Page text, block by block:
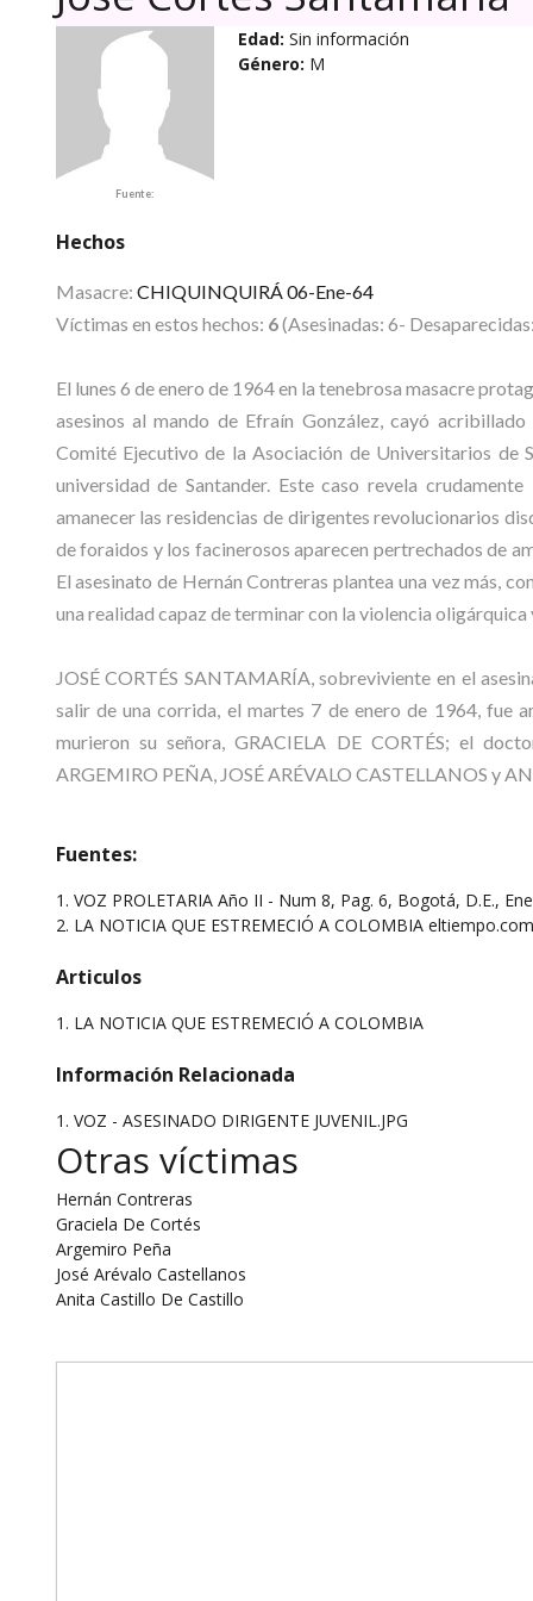
Fuente:
Edad: Sin información
Género: M
Hechos
Masacre: CHIQUINQUIRÁ 06-Ene-64
Víctimas en estos hechos: 6(Asesinadas: 6-
El lunes 6 de enero de 1964 en la tenebrosa masacre
asesinos al mando de Efraín González, cayó
Comité Ejecutivo de la Asociación de Universitarios de
universidad de Santander. Este caso revela
amanecer las residencias de dirigentes revolucionarios
de foraidos y los facinerosos aparecen pertrechados de
El asesinato de Hernán Contreras plantea una vez más,
una realidad capaz de terminar con la violencia oligárquica
JOSÉ CORTÉS SANTAMARÍA, sobreviviente en el
salir de una corrida, el martes 7 de enero de 1964, fue
murieron su señora, GRACIELA DE CORTÉS; el
ARGEMIRO PEÑA, JOSÉ ARÉVALO CASTELLANOS y
Fuentes:
1. VOZ PROLETARIA Año II - Num 8, Pag. 6, Bogotá, D.E.,
2. LA NOTICIA QUE ESTREMECIÓ A COLOMBIA
Articulos
1. LA NOTICIA QUE ESTREMECIÓ A COLOMBIA
Información Relacionada
1. VOZ - ASESINADO DIRIGENTE JUVENIL.JPG
Otras víctimas
Hernán Contreras
Graciela De Cortés
Argemiro Peña
José Arévalo Castellanos
Anita Castillo De Castillo